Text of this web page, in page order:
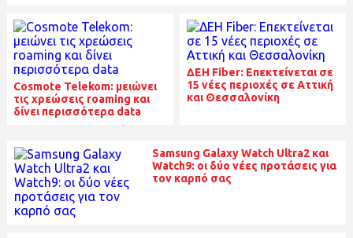
Cosmote Telekom: μειώνει
τις χρεώσεις roaming και
δίνει περισσότερα data
ΔΕΗ Fiber: Επεκτείνεται σε
15 νέες περιοχές σε Αττική
και Θεσσαλονίκη
Samsung Galaxy Watch Ultra2 και
Watch9: οι δύο νέες προτάσεις για
τον καρπό σας